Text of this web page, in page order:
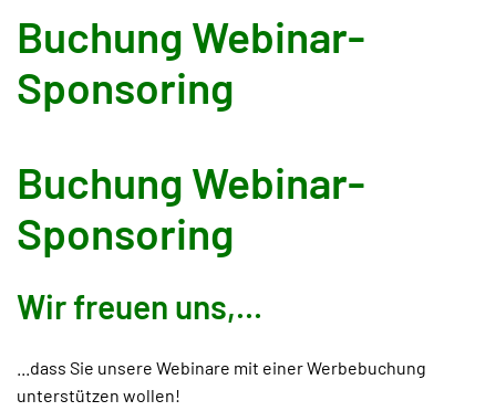
Buchung Webinar-
Sponsoring
Buchung Webinar-
Sponsoring
Wir freuen uns,...
...dass Sie unsere Webinare mit einer Werbebuchung
unterstützen wollen!